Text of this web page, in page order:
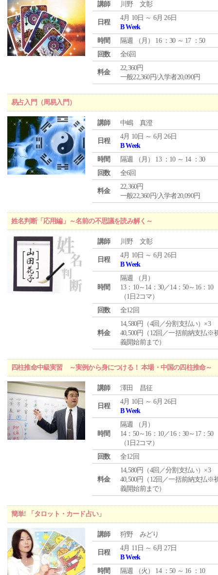
講師 川野 文彰
日程
4月 10日 ～ 6月 26日
B Week
時間
隔週 （ 月 ） 16 ：30 ～ 17 ：50
回数
全6回
料金
22,360円
一般22,360円/入学者20,090円
易占入門（周易入門）
講師 中嶋 真澄
日程
4月 10日 ～ 6月 26日
B Week
時間
隔週 （ 月 ） 13 ：10 ～ 14 ：30
回数
全6回
料金
22,360円
一般22,360円/入学者20,090円
姓名判断「応用編」～名前の不思議を読み解く～
講師 川野 文彰
日程
4月 10日 ～ 6月 26日
B Week
時間
隔週 （ 月 ）
13：10～14：30／14：50～16：10
（1日2コマ）
回数
全12回
料金
14,580円（4回／分割支払い）×3
40,500円（12回／一括前納支払※
義開始前まで）
四柱推命中級実習 ～実例から身につける！ 本場・中国の四柱推命～
講師 澤田 昌征
日程
4月 10日 ～ 6月 26日
B Week
時間
隔週 （ 月 ）
14：50～16：10／16：30～17：50
（1日2コマ）
回数
全12回
料金
14,580円（4回／分割支払い）×3
40,500円（12回／一括前納支払※
義開始前まで）
簡単! 「タロット・カード占い」
講師 狩野 みどり
日程
4月 11日 ～ 6月 27日
B Week
時間
隔週 （火 ） 14 ：50 ～ 16 ：10